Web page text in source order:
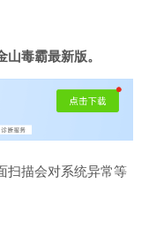
毒霸最新版。
扫描会对系统异常等